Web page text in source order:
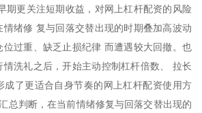
期更关注短期收益，对网上杠杆配资的风险
情绪修 复与回落交替出现的时期叠加高波动
位过重、缺乏止损纪律 而遭遇较大回撤。也
洗礼之后，开始主动控制杠杆倍数、 拉长
成了更适合自身节奏的网上杠杆配资使用方
总判断，在当前情绪修复与回落交替出现的